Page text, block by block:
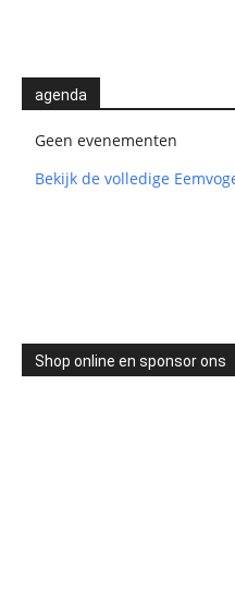
agenda
Geen evenementen
Bekijk de volledige
Shop online en sponsor ons